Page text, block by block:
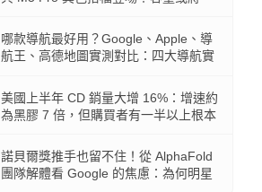
哪款導航最好用？Google、Apple、導
航王、高德地圖實測對比：四大導航實
美國上半年 CD 銷量大增 16%：增速約
為黑膠 7 倍，但購買者有一半以上根本
諾貝爾獎推手也留不住！從 AlphaFold
團隊解體看 Google 的焦慮：為何明星